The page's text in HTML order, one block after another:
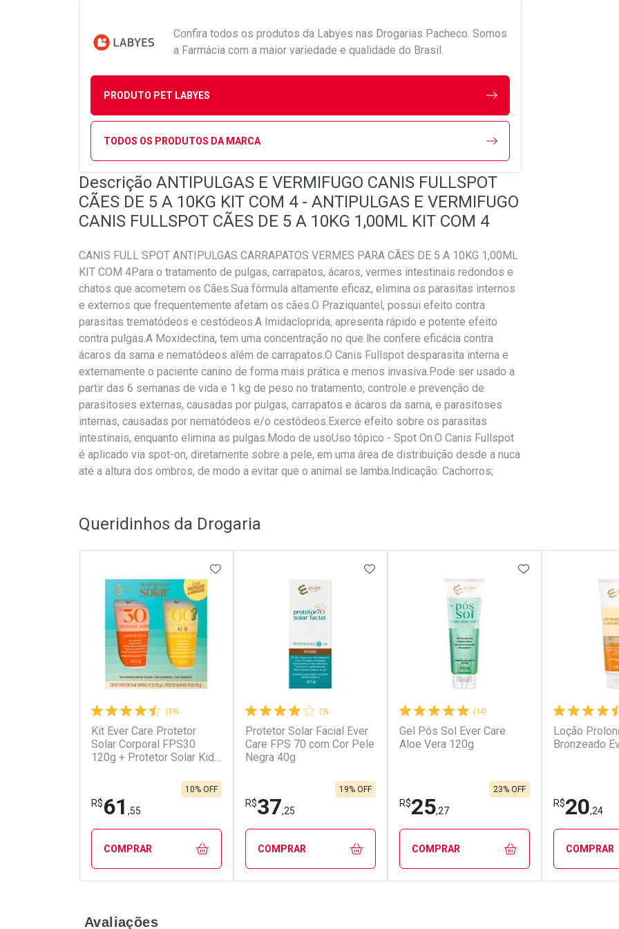
Confira todos os produtos da Labyes nas Drogarias Pacheco. Somos
a Farmácia com a maior variedade e qualidade do Brasil.
PRODUTO PET LABYES
TODOS OS PRODUTOS DA MARCA
Descrição ANTIPULGAS E VERMIFUGO CANIS FULLSPOT
CÃES DE 5 A 10KG KIT COM 4 - ANTIPULGAS E VERMIFUGO
CANIS FULLSPOT CÃES DE 5 A 10KG 1,00ML KIT COM 4
CANIS FULL SPOT ANTIPULGAS CARRAPATOS VERMES PARA CÃES DE 5 A 10KG 1,00ML
KIT COM 4Para o tratamento de pulgas, carrapatos, ácaros, vermes intestinais redondos e
chatos que acometem os Cães.Sua fórmula altamente eficaz, elimina os parasitas internos
e externos que frequentemente afetam os cães.O Praziquantel, possui efeito contra
parasitas trematódeos e cestódeos.A Imidacloprida, apresenta rápido e potente efeito
contra pulgas.A Moxidectina, tem uma concentração no que lhe confere eficácia contra
ácaros da sarna e nematódeos além de carrapatos.O Canis Fullspot desparasita interna e
externamente o paciente canino de forma mais prática e menos invasiva.Pode ser usado a
partir das 6 semanas de vida e 1 kg de peso no tratamento, controle e prevenção de
parasitoses externas, causadas por pulgas, carrapatos e ácaros da sarna, e parasitoses
internas, causadas por nematódeos e/o cestódeos.Exerce efeito sobre os parasitas
intestinais, enquanto elimina as pulgas.Modo de usoUso tópico - Spot On.O Canis Fullspot
é aplicado via spot-on, diretamente sobre a pele, em uma área de distribuição desde a nuca
até a altura dos ombros, de modo a evitar que o animal se lamba.Indicação: Cachorros;
Queridinhos da Drogaria
(19)
Kit Ever Care Protetor
Solar Corporal FPS30
120g + Protetor Solar Kids
R$61 ,55
10% OFF
ADICIONAR AOS FAVORITOS
COMPRAR
(9)
Protetor Solar Facial Ever
Care FPS 70 com Cor Pele
Negra 40g
R$37,25
19% OFF
ADICIONAR AOS FAVORITOS
COMPRAR
(14)
Gel Pós Sol Ever Care
Aloe Vera 120g
R$25,27
23% OFF
ADICIONAR AOS
COMPRAR
Loção
Bronzeado
R$20,24
COMPRAR
Avaliações